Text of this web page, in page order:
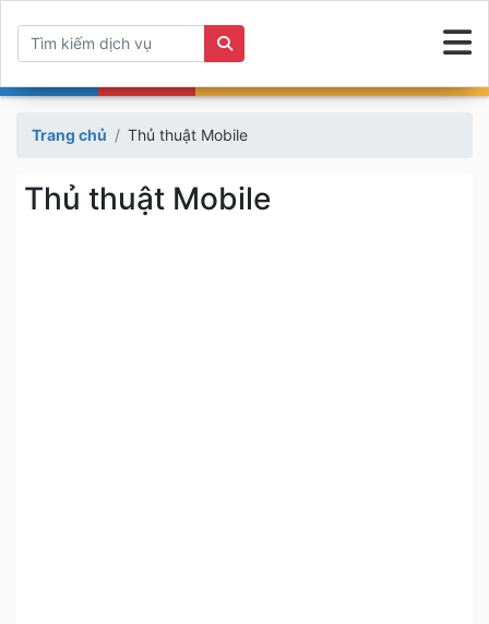
Trang chủ Thủ thuật Mobile
Thủ thuật Mobile